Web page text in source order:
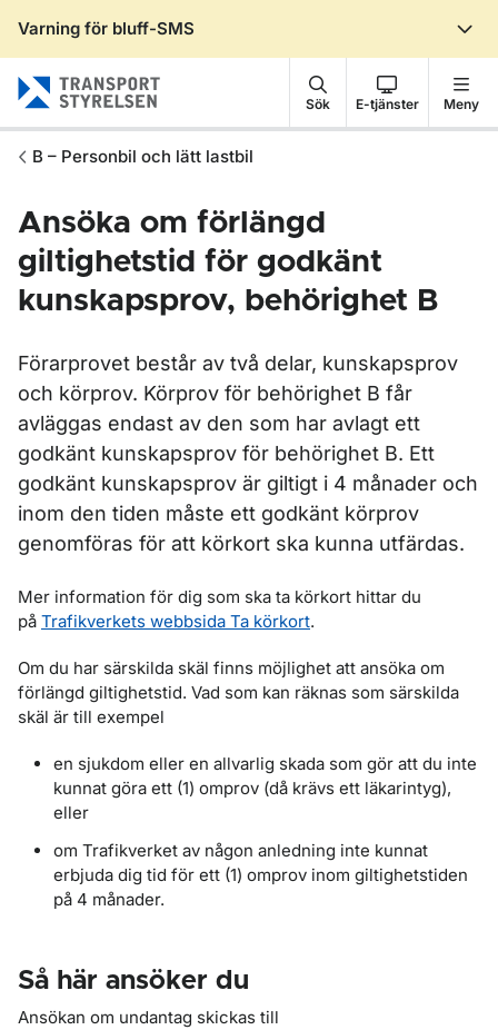
Varning för bluff-SMS
Sök E-tjänster Meny
B – Personbil och lätt lastbil
Ansöka om förlängd
giltighetstid för godkänt
kunskapsprov, behörighet B
Förarprovet består av två delar, kunskapsprov
och körprov. Körprov för behörighet B får
avläggas endast av den som har avlagt ett
godkänt kunskapsprov för behörighet B. Ett
godkänt kunskapsprov är giltigt i 4 månader och
inom den tiden måste ett godkänt körprov
genomföras för att körkort ska kunna utfärdas.
Mer information för dig som ska ta körkort hittar du
på Trafikverkets webbsida Ta körkort.
Om du har särskilda skäl finns möjlighet att ansöka om
förlängd giltighetstid. Vad som kan räknas som särskilda
skäl är till exempel
en sjukdom eller en allvarlig skada som gör att du inte
kunnat göra ett (1) omprov (då krävs ett läkarintyg),
eller
om Trafikverket av någon anledning inte kunnat
erbjuda dig tid för ett (1) omprov inom giltighetstiden
på 4 månader.
Så här ansöker du
Ansökan om undantag skickas till